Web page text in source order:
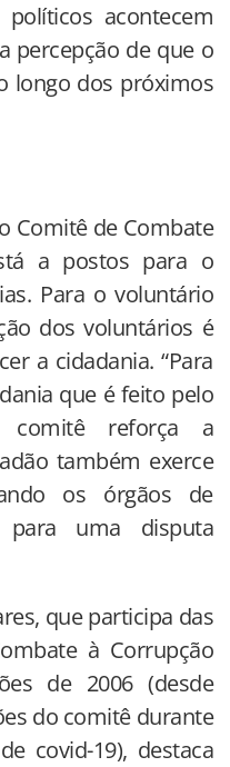
acontecem
percepção de que o
longo dos próximos
Comitê de Combate
a postos para o
Para o voluntário
dos voluntários é
a cidadania. “Para
que é feito pelo
comitê reforça a
também exerce
os órgãos de
para uma disputa
que participa das
à Corrupção
de 2006 (desde
do comitê durante
covid-19), destaca